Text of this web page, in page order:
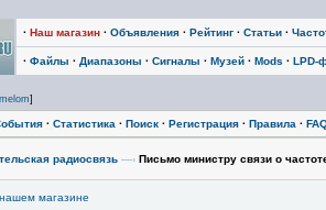
· Наш магазин · Объявления · Рейтинг · Статьи ·
· Файлы · Диапазоны · Сигналы · Музей · Mods · LPD-
melom]
· Статистика · Поиск · Регистрация · Правила ·
радиосвязь —› Письмо министру связи о
магазине